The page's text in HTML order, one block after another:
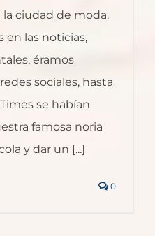
ciudad de moda.
en las noticias,
éramos
sociales, hasta
se habían
famosa noria
y dar un [...]
0